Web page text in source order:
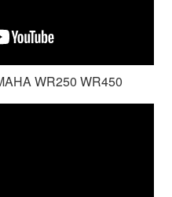
WR250 WR450